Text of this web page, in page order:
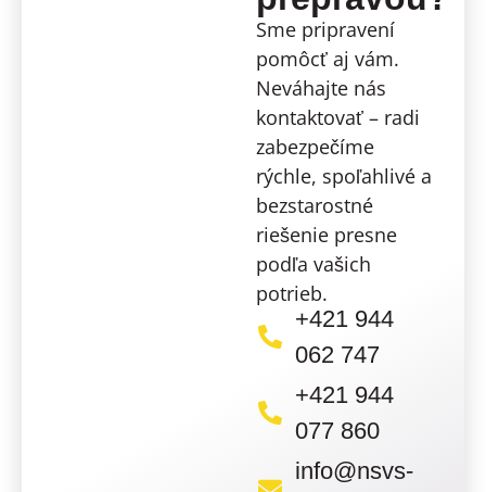
Sme pripravení
pomôcť aj vám.
Neváhajte nás
kontaktovať – radi
zabezpečíme
rýchle, spoľahlivé a
bezstarostné
riešenie presne
podľa vašich
potrieb.
+421 944
062 747
+421 944
077 860
info@nsvs-